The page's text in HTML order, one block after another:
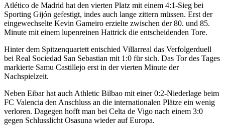
Atlético de Madrid hat den vierten Platz mit einem 4:1-Sieg bei
Sporting Gijón gefestigt, indes auch lange zittern müssen. Erst der
eingewechselte Kevin Gameiro erzielte zwischen der 80. und 85.
Minute mit einem lupenreinen Hattrick die entscheidenden Tore.
Hinter dem Spitzenquartett entschied Villarreal das Verfolgerduell
bei Real Sociedad San Sebastian mit 1:0 für sich. Das Tor des Tages
markierte Samu Castillejo erst in der vierten Minute der
Nachspielzeit.
Neben Eibar hat auch Athletic Bilbao mit einer 0:2-Niederlage beim
FC Valencia den Anschluss an die internationalen Plätze ein wenig
verloren. Dagegen hofft man bei Celta de Vigo nach einem 3:0
gegen Schlusslicht Osasuna wieder auf Europa.